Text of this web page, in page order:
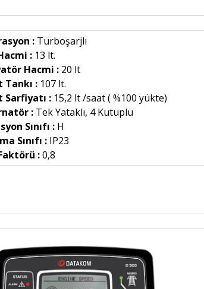
: Turboşarjlı
: 13 lt.
Hacmi : 20 lt
Tankı : 107 lt.
Sarfiyatı : 15,2 lt /saat ( %100 yükte)
: Tek Yataklı, 4 Kutuplu
Sınıfı : H
Sınıfı : IP23
:0,8